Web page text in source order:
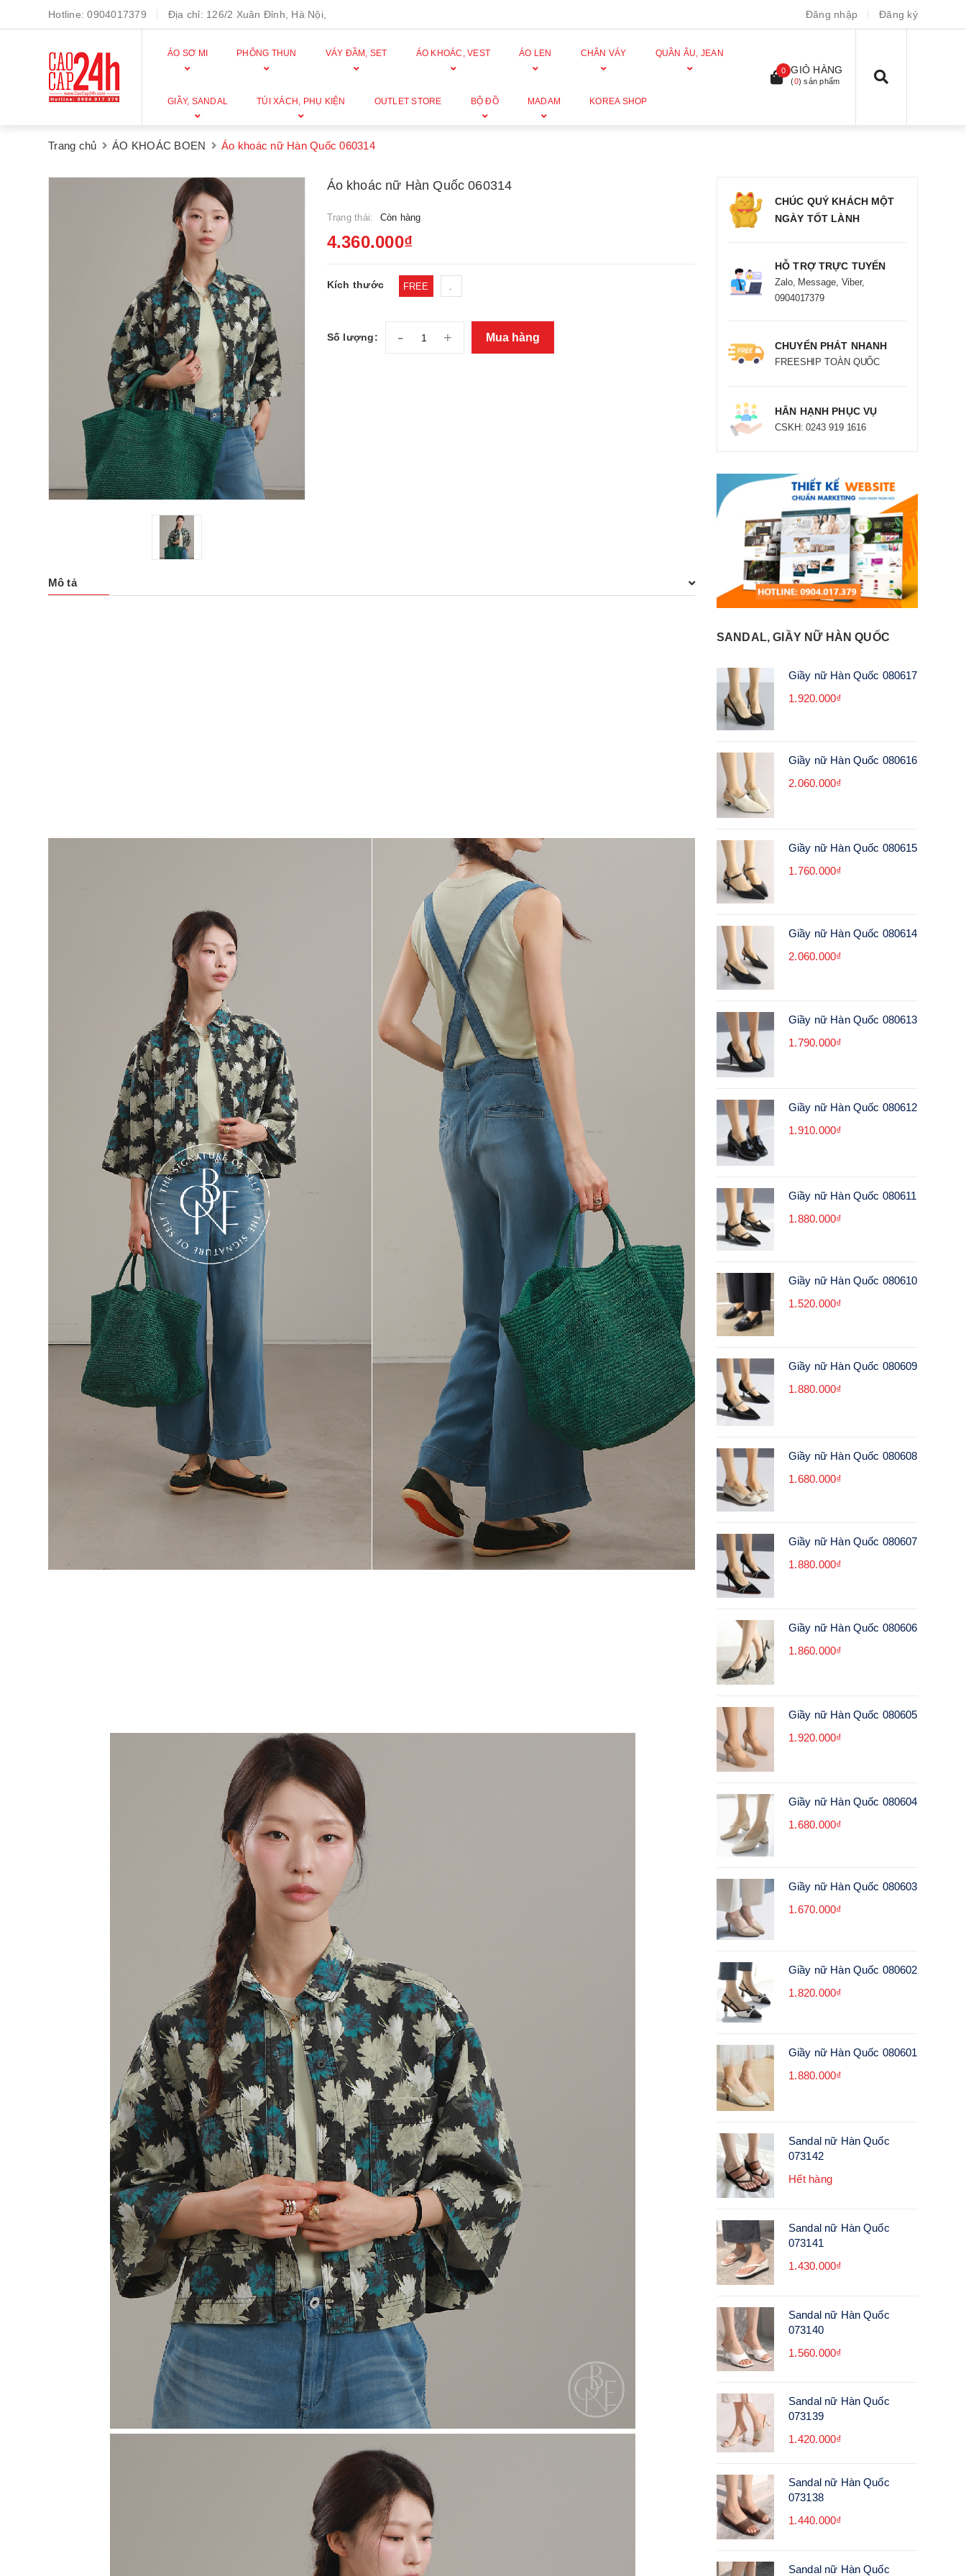
Hotline:0904017379 Địa chỉ: 126/2 Xuân Đỉnh, Hà Nội, Đăng nhập Đăng ký
ÁO SƠ MI PHÔNG THUN VÁY ĐẦM, SET ÁO KHOÁC, VEST ÁO LEN CHÂN VÁY QUẦN ÂU, JEAN
GIẦY, SANDAL TÚI XÁCH, PHỤ KIỆN OUTLET STORE BỘ ĐỒ MADAM KOREA SHOP
0 GIỎ HÀNG
(0) sản phẩm
Trang chủ ÁO KHOÁC BOEN Áo khoác nữ Hàn Quốc 060314
Áo khoác nữ Hàn Quốc 060314
Trạng thái: Còn hàng
4.360.000₫
Kích thước FREE .
Số lượng: - + Mua hàng
Mô tả
CHÚC QUÝ KHÁCH MỘT
NGÀY TỐT LÀNH
HỖ TRỢ TRỰC TUYẾN
Zalo, Message, Viber,
0904017379
CHUYỂN PHÁT NHANH
FREESHIP TOÀN QUỐC
HÂN HẠNH PHỤC VỤ
CSKH: 0243 919 1616
SANDAL, GIẦY NỮ HÀN QUỐC
Giầy nữ Hàn Quốc 080617
1.920.000₫
Giầy nữ Hàn Quốc 080616
2.060.000₫
Giầy nữ Hàn Quốc 080615
1.760.000₫
Giầy nữ Hàn Quốc 080614
2.060.000₫
Giầy nữ Hàn Quốc 080613
1.790.000₫
Giầy nữ Hàn Quốc 080612
1.910.000₫
Giầy nữ Hàn Quốc 080611
1.880.000₫
Giầy nữ Hàn Quốc 080610
1.520.000₫
Giầy nữ Hàn Quốc 080609
1.880.000₫
Giầy nữ Hàn Quốc 080608
1.680.000₫
Giầy nữ Hàn Quốc 080607
1.880.000₫
Giầy nữ Hàn Quốc 080606
1.860.000₫
Giầy nữ Hàn Quốc 080605
1.920.000₫
Giầy nữ Hàn Quốc 080604
1.680.000₫
Giầy nữ Hàn Quốc 080603
1.670.000₫
Giầy nữ Hàn Quốc 080602
1.820.000₫
Giầy nữ Hàn Quốc 080601
1.880.000₫
Sandal nữ Hàn Quốc
073142
Hết hàng
Sandal nữ Hàn Quốc
073141
1.430.000₫
Sandal nữ Hàn Quốc
073140
1.560.000₫
Sandal nữ Hàn Quốc
073139
1.420.000₫
Sandal nữ Hàn Quốc
073138
1.440.000₫
Sandal nữ Hàn Quốc